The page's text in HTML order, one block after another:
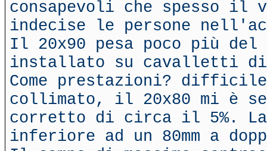
consapevoli che spesso il
indecise le persone
Il 20x90 pesa poco più del
installato su cavalletti di
Come prestazioni?
collimato, il 20x80 mi è
corretto di circa il 5%. La
inferiore ad un 80mm a